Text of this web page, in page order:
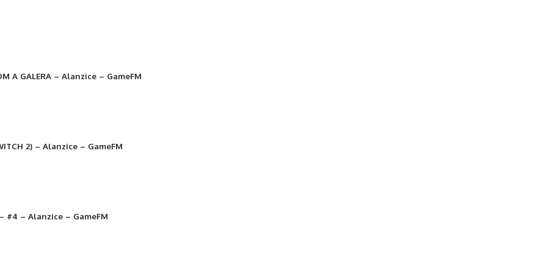
A GALERA – Alanzice – GameFM
2) – Alanzice – GameFM
– #4 – Alanzice – GameFM